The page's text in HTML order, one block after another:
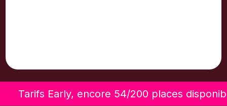
Tarifs Early, encore 54/200 places